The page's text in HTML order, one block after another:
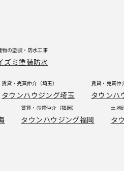
物の塗装・防水工事
ズミ塗装防水
賃貸・売買仲介（埼玉）
タウンハウジング埼玉
賃貸・売買仲
タウンハ
賃貸・売買仲介（福岡）
タウンハウジング福岡
土地
タ